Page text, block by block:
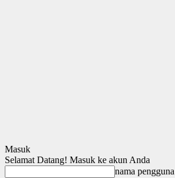
Masuk
Selamat Datang! Masuk ke akun Anda
nama pengguna